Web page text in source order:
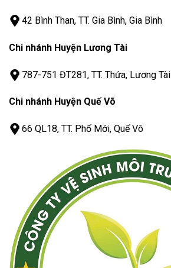
42 Bình Than, TT. Gia Bình, Gia Bình
Chi nhánh Huyện Lương Tài
787-751 ĐT281, TT. Thứa, Lương Tài
Chi nhánh Huyện Quế Võ
66 QL18, TT. Phố Mới, Quế Võ